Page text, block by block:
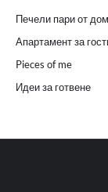
Печели пари от
Апартамент за
Pieces of me
Идеи за готвене